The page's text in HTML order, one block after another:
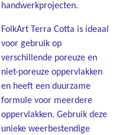
handwerkprojecten.
FolkArt Terra Cotta is ideaal
voor gebruik op
verschillende poreuze en
niet-poreuze oppervlakken
en heeft een duurzame
formule voor meerdere
oppervlakken. Gebruik deze
unieke weerbestendige